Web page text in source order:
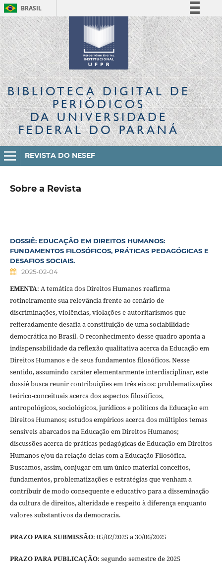
BRASIL
Simplifique!
Comunica BR
Participe
Acesso à informação
Legislação
Canais
BIBLIOTECA DIGITALDE
PERIÓDICOS
DA UNIVERSIDADE
FEDERAL DO PARANÁ
REVISTA DO NESEF
Sobre a Revista
DOSSIÊ: EDUCAÇÃO EM DIREITOS HUMANOS:
FUNDAMENTOS FILOSÓFICOS, PRÁTICAS PEDAGÓGICAS E
DESAFIOS SOCIAIS.
2025-02-04
EMENTA: A temática dos Direitos Humanos reafirma
rotineiramente sua relevância frente ao cenário de
discriminações, violências, violações e autoritarismos que
reiteradamente desafia a constituição de uma sociabilidade
democrática no Brasil. O reconhecimento desse quadro aponta a
indispensabilidade da reflexão qualitativa acerca da Educação em
Direitos Humanos e de seus fundamentos filosóficos. Nesse
sentido, assumindo caráter elementarmente interdisciplinar, este
dossiê busca reunir contribuições em três eixos: problematizações
teórico-conceituais acerca dos aspectos filosóficos,
antropológicos, sociológicos, jurídicos e políticos da Educação em
Direitos Humanos; estudos empíricos acerca dos múltiplos temas
sensíveis abarcados na Educação em Direitos Humanos;
discussões acerca de práticas pedagógicas de Educação em Direitos
Humanos e/ou da relação delas com a Educação Filosófica.
Buscamos, assim, conjugar em um único material conceitos,
fundamentos, problematizações e estratégias que venham a
contribuir de modo consequente e educativo para a disseminação
da cultura de direitos, alteridade e respeito à diferença enquanto
valores substantivos da democracia.
PRAZO PARA SUBMISSÃO: 05/02/2025 a 30/06/2025
PRAZO PARA PUBLICAÇÃO: segundo semestre de 2025